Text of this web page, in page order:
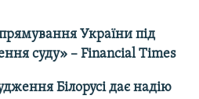
України під
суду» – Financial Times
Білорусі дає надію